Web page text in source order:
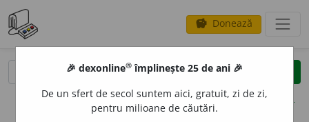
savings Donează
clear
opțiuni
🎉 dexonline® împlinește 25 de ani 🎉
De un sfert de secol suntem aici, gratuit, zi de zi,
pentru milioane de căutări.